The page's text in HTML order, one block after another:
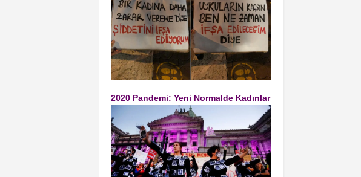
2020 Pandemi: Yeni Normalde Kadınlar